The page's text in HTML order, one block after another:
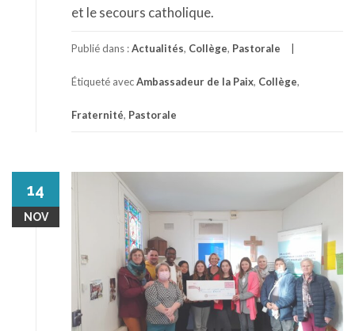
et le secours catholique.
Publié dans :Actualités, Collège, Pastorale
Étiqueté avecAmbassadeur de la Paix, Collège,
Fraternité, Pastorale
14
NOV